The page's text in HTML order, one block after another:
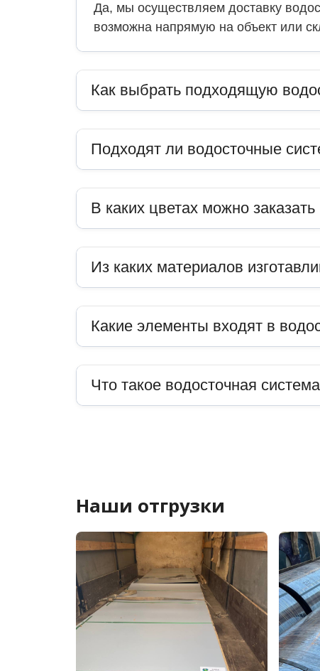
Да, мы осуществляем доставку
возможна напрямую на объект или
Как выбрать подходящую
Подходят ли водосточные
В каких цветах можно
Из каких материалов
Какие элементы входят в
Что такое водосточная
Наши отгрузки